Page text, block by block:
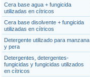
Cera base agua + fungicida
utilizadas en cítricos
Cera base disolvente + fungicida
utilizadas en cítricos
Detergente utilizado para manzana
y pera
Detergentes, detergentes-
fungicidas y fungicidas utilizados
en cítricos